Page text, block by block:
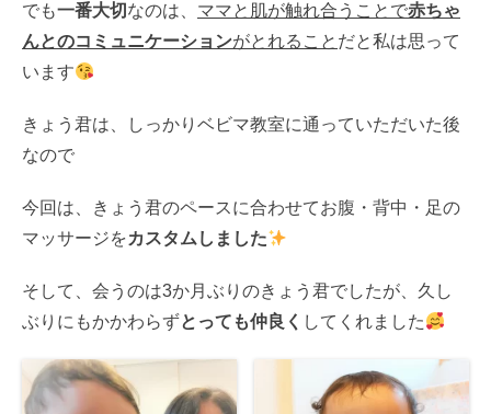
でも一番大切 なのは、 ママと肌が触れ合うことで赤ちゃ
んとのコミュニケーションがとれること だと私は思って
います
きょう君は、しっかりベビマ教室に通っていただいた後
なので
今回は、きょう君のペースに合わせてお腹・背中・足の
マッサージをカスタムしました
そして、会うのは3か月ぶりのきょう君でしたが、久し
ぶりにもかかわらずとっても仲良く してくれました